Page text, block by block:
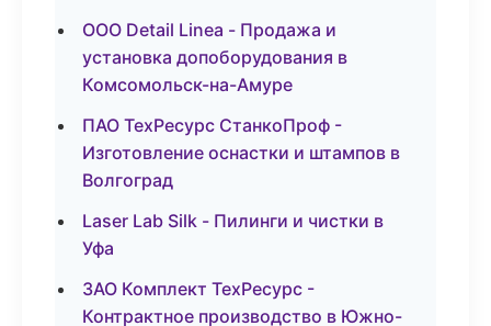
ООО Detail Linea - Продажа и
установка допоборудования в
Комсомольск-на-Амуре
ПАО ТехРесурс СтанкоПроф -
Изготовление оснастки и штампов в
Волгоград
Laser Lab Silk - Пилинги и чистки в
Уфа
ЗАО Комплект ТехРесурс -
Контрактное производство в Южно-